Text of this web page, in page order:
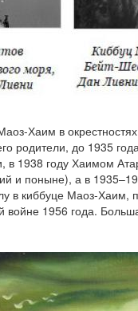
Хаим в
родители, до 1935
в 1938 году Хаимом
и поныне), а в
в киббуце Маоз-Хаим,
войне 1956 года.